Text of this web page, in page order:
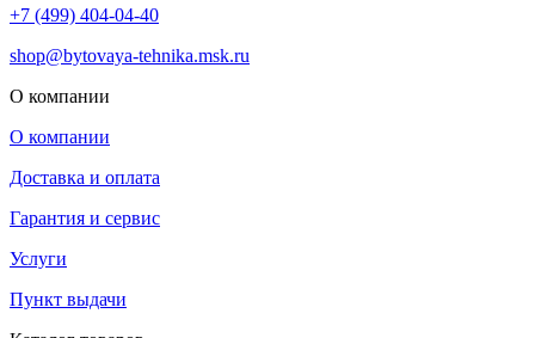
+7 (499) 404-04-40
shop@bytovaya-tehnika.msk.ru
О компании
О компании
Доставка и оплата
Гарантия и сервис
Услуги
Пункт выдачи